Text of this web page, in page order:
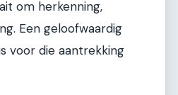
om herkenning,
Een geloofwaardig
voor die aantrekking